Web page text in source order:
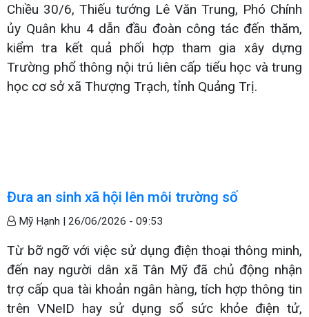
Chiều 30/6, Thiếu tướng Lê Văn Trung, Phó Chính
ủy Quân khu 4 dẫn đầu đoàn công tác đến thăm,
kiểm tra kết quả phối hợp tham gia xây dựng
Trường phổ thông nội trú liên cấp tiểu học và trung
học cơ sở xã Thượng Trạch, tỉnh Quảng Trị.
Đưa an sinh xã hội lên môi trường số
Mỹ Hạnh | 26/06/2026 - 09:53
Từ bỡ ngỡ với việc sử dụng điện thoại thông minh,
đến nay người dân xã Tân Mỹ đã chủ động nhận
trợ cấp qua tài khoản ngân hàng, tích hợp thông tin
trên VNeID hay sử dụng sổ sức khỏe điện tử,